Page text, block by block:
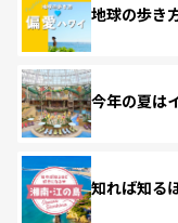
地球の歩き
今年の夏は
知れば知る